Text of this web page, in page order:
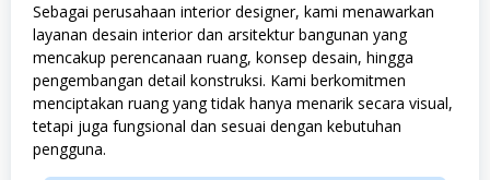
Sebagai perusahaan interior designer, kami menawarkan
layanan desain interior dan arsitektur bangunan yang
mencakup perencanaan ruang, konsep desain, hingga
pengembangan detail konstruksi. Kami berkomitmen
menciptakan ruang yang tidak hanya menarik secara visual,
tetapi juga fungsional dan sesuai dengan kebutuhan
pengguna.